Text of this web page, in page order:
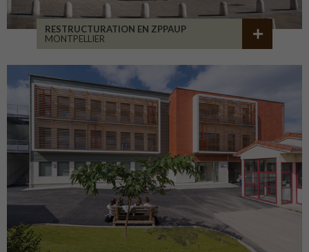
RESTRUCTURATION EN ZPPAUP
MONTPELLIER